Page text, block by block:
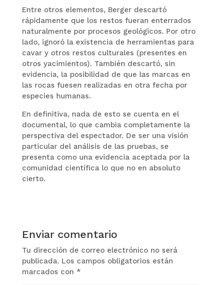
Entre otros elementos, Berger descartó
rápidamente que los restos fueran enterrados
naturalmente por procesos geológicos. Por otro
lado, ignoró la existencia de herramientas para
cavar y otros restos culturales (presentes en
otros yacimientos). También descartó, sin
evidencia, la posibilidad de que las marcas en
las rocas fuesen realizadas en otra fecha por
especies humanas.
En definitiva, nada de esto se cuenta en el
documental, lo que cambia completamente la
perspectiva del espectador. De ser una visión
particular del análisis de las pruebas, se
presenta como una evidencia aceptada por la
comunidad científica lo que no en absoluto
cierto.
Enviar comentario
Tu dirección de correo electrónico no será
publicada. Los campos obligatorios están
marcados con *